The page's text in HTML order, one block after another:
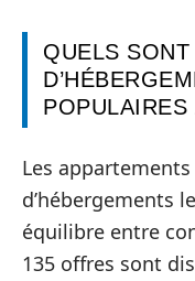
QUELS
Les
d’hébergements
équilibre entre
135 offres sont